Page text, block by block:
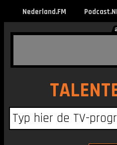
Nederland.FM